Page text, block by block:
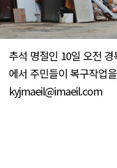
추석 명절인 10일 오전
에서 주민들이 복구작업
kyjmaeil@imaeil.com